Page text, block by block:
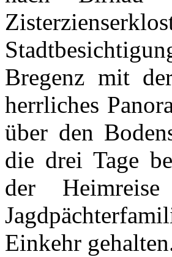
Bregenz mit
herrliches
über den
die drei Tage
der
Einkehr